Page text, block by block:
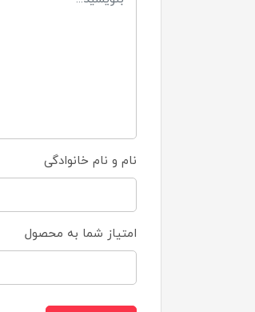
نام و نام خانوادگی
امتیاز شما به محصول